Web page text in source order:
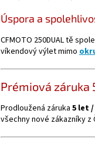
Úspora a
CFMOTO 250DUAL tě
víkendový výlet mimo
Prémiová záruka
Prodloužená záruka 5 let /
všechny nové zákazníky z